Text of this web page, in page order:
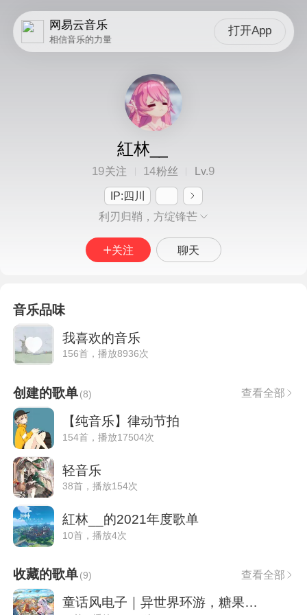
网易云音乐
相信音乐的力量
打开App
紅林__
19关注 14粉丝 Lv.9
IP:四川
利刃归鞘，方绽锋芒
关注 聊天
音乐品味
我喜欢的音乐
156首，播放8936次
创建的歌单(8) 查看全部
【纯音乐】律动节拍
154首，播放17504次
轻音乐
38首，播放154次
紅林__的2021年度歌单
10首，播放4次
收藏的歌单(9) 查看全部
童话风电子｜异世界环游，糖果与幻想